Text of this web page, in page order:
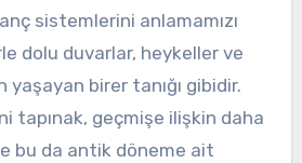
sistemlerini anlamamızı
dolu duvarlar, heykeller ve
yaşayan birer tanığı gibidir.
tapınak, geçmişe ilişkin daha
bu da antik döneme ait